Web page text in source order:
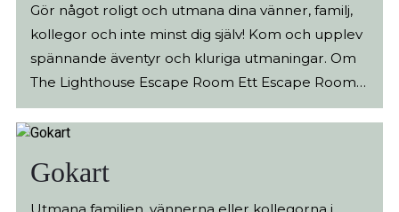
21.00 och söndagar, 11.00-14.00 men lokalen kan
komma vara öppen andra dagar med. Se mer för
aktuell vecka. Det går alltid bra att göra privata
bokningar.
Gör något roligt och utmana dina vänner, familj,
kollegor och inte minst dig själv! Kom och upplev
spännande äventyr och kluriga utmaningar. Om
The Lighthouse Escape Room Ett Escape Room
är ett äventyr fullt med spännande klurigheter
där du tillsammans med vänner, familj eller
ni tillsammans, och med hjälp av logiskt tänkande,
samarbete och kommunikation, hitta ledtrådar
Gokart